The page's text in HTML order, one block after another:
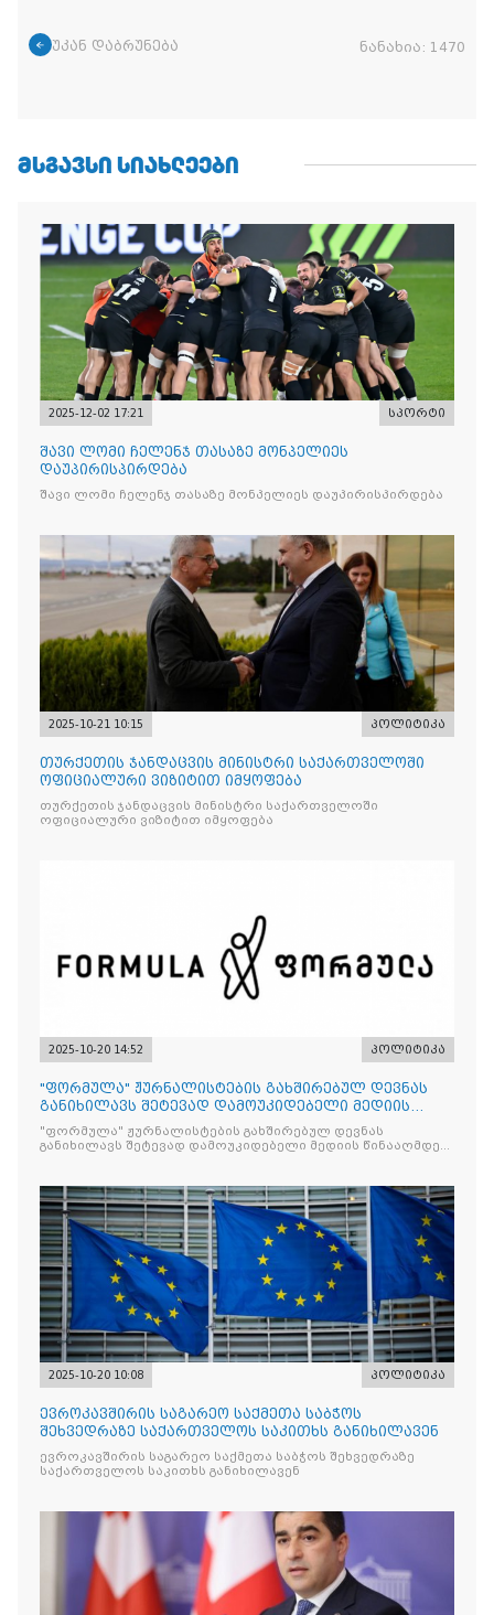
უკან დაბრუნება ნანახია: 1470
ᲛᲡᲒᲐᲕᲡᲘ ᲡᲘᲐᲮᲚᲔᲔᲑᲘ
2025-12-02 17:21 სპორტი
შავი ლომი ჩელენჯ თასაზე მონპელიეს
დაუპირისპირდება
შავი ლომი ჩელენჯ თასაზე მონპელიეს დაუპირისპირდება
2025-10-21 10:15 პოლიტიკა
თურქეთის ჯანდაცვის მინისტრი საქართველოში
ოფიციალური ვიზიტით იმყოფება
თურქეთის ჯანდაცვის მინისტრი საქართველოში
ოფიციალური ვიზიტით იმყოფება
2025-10-20 14:52 პოლიტიკა
"ფორმულა" ჟურნალისტების გახშირებულ დევნას
განიხილავს შეტევად დამოუკიდებელი მედიის
წინააღმდ
"ფორმულა" ჟურნალისტების გახშირებულ დევნას
განიხილავს შეტევად დამოუკიდებელი მედიის წინააღმდეგ,
2025-10-20 10:08 პოლიტიკა
ევროკავშირის საგარეო საქმეთა საბჭოს
შეხვედრაზე საქართველოს საკითხს განიხილავენ
ევროკავშირის საგარეო საქმეთა საბჭოს შეხვედრაზე
საქართველოს საკითხს განიხილავენ